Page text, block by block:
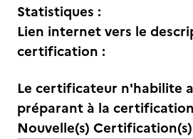
Statistiques :
Lien internet vers le
certification :
Le certificateur n'habilite
préparant à la certification
Nouvelle(s)